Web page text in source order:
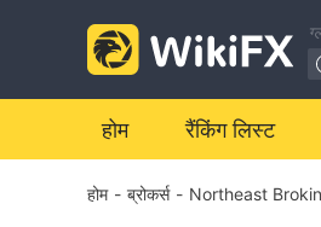
होम रैंकिंग लिस्ट
होम - ब्रोकर्स - Northeast